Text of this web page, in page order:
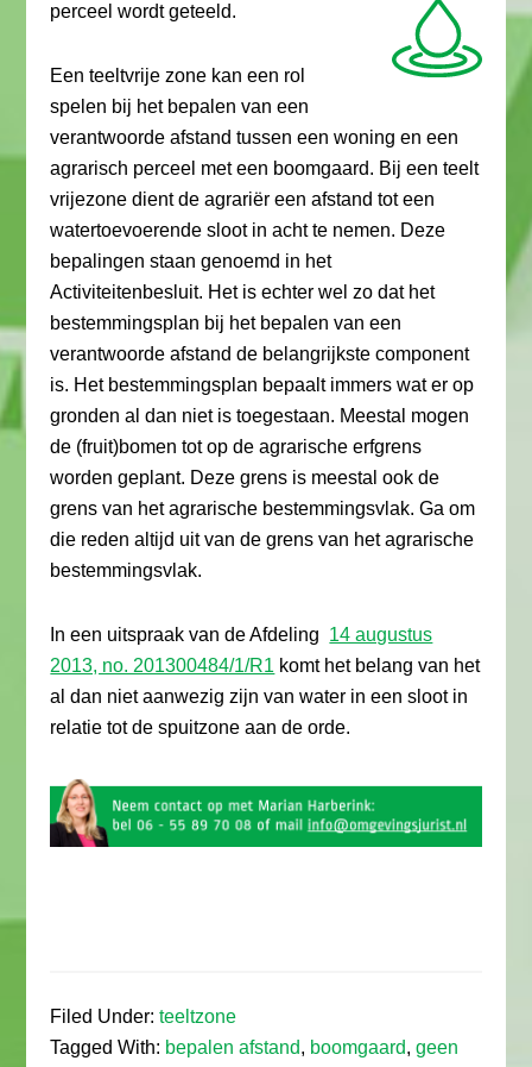
perceel wordt geteeld.
Een teeltvrije zone kan een rol
spelen bij het bepalen van een
verantwoorde afstand tussen een woning en een
agrarisch perceel met een boomgaard. Bij een teelt
vrijezone dient de agrariër een afstand tot een
watertoevoerende sloot in acht te nemen. Deze
bepalingen staan genoemd in het
Activiteitenbesluit. Het is echter wel zo dat het
bestemmingsplan bij het bepalen van een
verantwoorde afstand de belangrijkste component
is. Het bestemmingsplan bepaalt immers wat er op
gronden al dan niet is toegestaan. Meestal mogen
de (fruit)bomen tot op de agrarische erfgrens
worden geplant. Deze grens is meestal ook de
grens van het agrarische bestemmingsvlak. Ga om
die reden altijd uit van de grens van het agrarische
bestemmingsvlak.
In een uitspraak van de Afdeling 14 augustus
2013, no. 201300484/1/R1 komt het belang van het
al dan niet aanwezig zijn van water in een sloot in
relatie tot de spuitzone aan de orde.
Filed Under:teeltzone
Tagged With: bepalen afstand, boomgaard,geen